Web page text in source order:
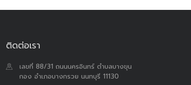
ติดต่อเรา
เลขที่ 88/31 ถนนนครอินทร์ ตำบลบางขุน
กอง อำเภอบางกรวย นนทบุรี 11130